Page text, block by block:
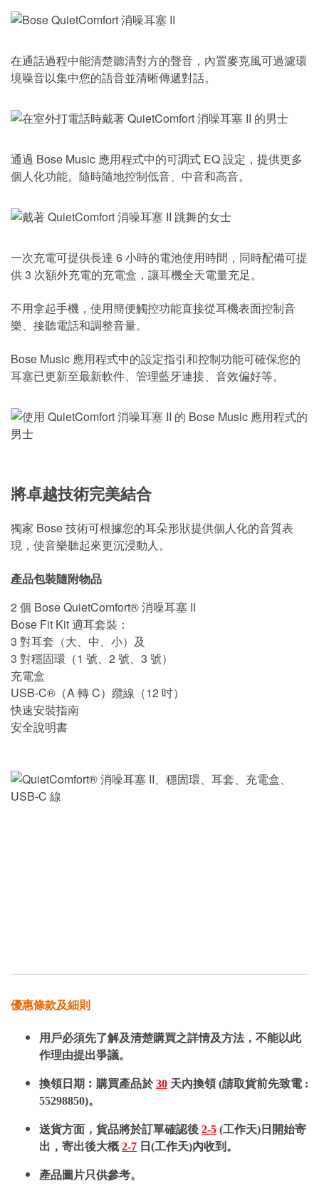
在通話過程中能清楚聽清對方的聲音，內置麥克風可過濾環
境噪音以集中您的語音並清晰傳遞對話。
通過 Bose Music 應用程式中的可調式 EQ 設定，提供更多
個人化功能。隨時隨地控制低音、中音和高音。
一次充電可提供長達 6 小時的電池使用時間，同時配備可提
供 3 次額外充電的充電盒，讓耳機全天電量充足。
不用拿起手機，使用簡便觸控功能直接從耳機表面控制音
樂、接聽電話和調整音量。
Bose Music 應用程式中的設定指引和控制功能可確保您的
耳塞已更新至最新軟件、管理藍牙連接、音效偏好等。
將卓越技術完美結合
獨家 Bose 技術可根據您的耳朵形狀提供個人化的音質表
現，使音樂聽起來更沉浸動人。
產品包裝隨附物品
2 個 Bose QuietComfort® 消噪耳塞 II
Bose Fit Kit 適耳套裝：
3 對耳套（大、中、小）及
3 對穩固環（1 號、2 號、3 號）
充電盒
USB-C®（A 轉 C）纜線（12 吋）
快速安裝指南
安全說明書
優惠條款及細則
用戶必須先了解及清楚購買之詳情及方法，不能以此
作理由提出爭議。
換領日期︰購買產品於30 天內換領 (請取貨前先致電 :
55298850)。
送貨方面，貨品將於訂單確認後 2-5 (工作天)日開始寄
出，寄出後大概2-7 日(工作天)內收到。
產品圖片只供參考。